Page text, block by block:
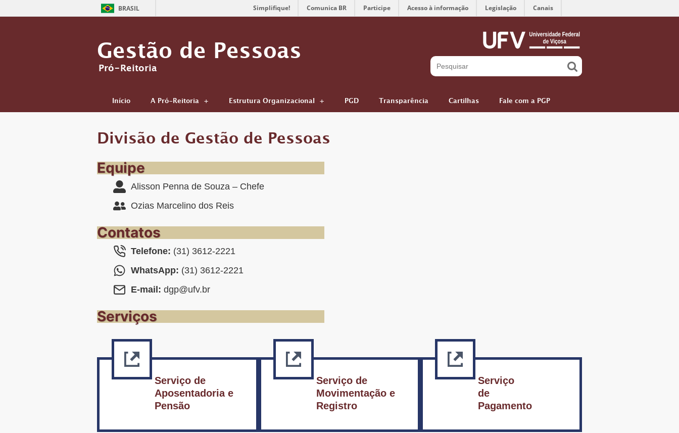
BRASIL Simplifique! Comunica BR Participe Acesso à informação Legislação Canais
Gestão de Pessoas
Pró-Reitoria
Início A Pró-Reitoria Estrutura Organizacional PGD Transparência Cartilhas Fale com a PGP
Divisão de Gestão de Pessoas
Equipe
Alisson Penna de Souza – Chefe
Ozias Marcelino dos Reis
Contatos
Telefone: (31) 3612-2221
WhatsApp: (31) 3612-2221
E-mail: dgp@ufv.br
Serviços
Serviço de
Aposentadoria e
Pensão
Serviço de
Movimentação e
Registro
Serviço
de
Pagamento